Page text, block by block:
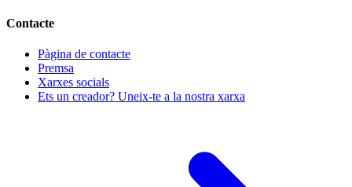
Contacte
Pàgina de contacte
Premsa
Xarxes socials
Ets un creador? Uneix-te a la nostra xarxa